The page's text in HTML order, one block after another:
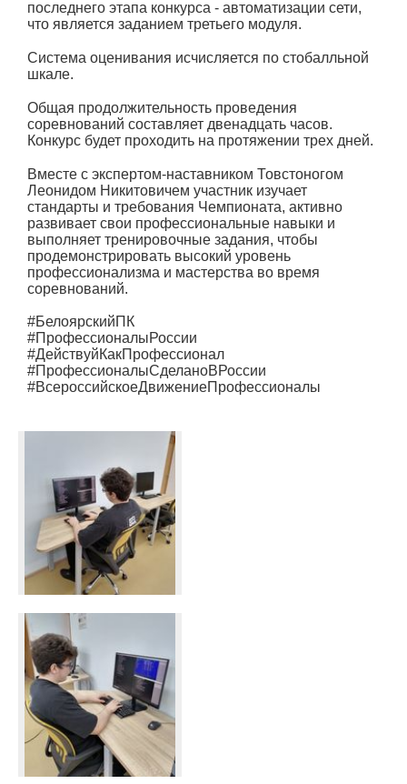
последнего этапа конкурса - автоматизации сети,
что является заданием третьего модуля.
Система оценивания исчисляется по стобалльной
шкале.
Общая продолжительность проведения
соревнований составляет двенадцать часов.
Конкурс будет проходить на протяжении трех дней.
Вместе с экспертом-наставником Товстоногом
Леонидом Никитовичем участник изучает
стандарты и требования Чемпионата, активно
развивает свои профессиональные навыки и
выполняет тренировочные задания, чтобы
продемонстрировать высокий уровень
профессионализма и мастерства во время
соревнований.
#БелоярскийПК
#ПрофессионалыРоссии
#ДействуйКакПрофессионал
#ПрофессионалыСделаноВРоссии
#ВсероссийскоеДвижениеПрофессионалы